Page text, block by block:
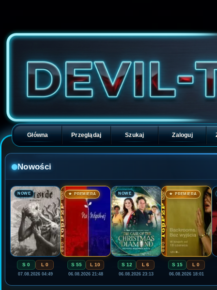
Główna Przeglądaj Szukaj Zaloguj
Nowości
🎬NOWE
S 0 L 0
07.08.2026 04:49
🎬★ PREMIERA
S 55 L 10
06.08.2026 21:48
🎬NOWE
S 12 L 6
06.08.2026 23:13
🎬★ PREMIERA
S 15 L 0
06.08.2026 18:01